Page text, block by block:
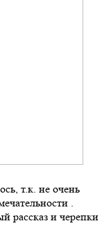
т.к. не очень
.
рассказ и черепки